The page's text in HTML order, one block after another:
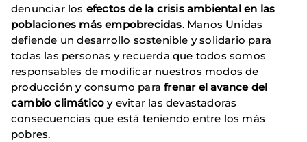
denunciar los efectos de la crisis ambiental en las
poblaciones más empobrecidas. Manos Unidas
defiende un desarrollo sostenible y solidario para
todas las personas y recuerda que todos somos
responsables de modificar nuestros modos de
producción y consumo parafrenar el avance del
cambio climático y evitar las devastadoras
consecuencias que está teniendo entre los más
pobres.